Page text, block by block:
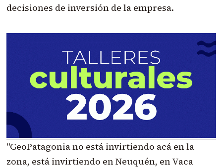
decisiones de inversión de la empresa.
"GeoPatagonia no está invirtiendo acá en la
zona, está invirtiendo en Neuquén, en Vaca